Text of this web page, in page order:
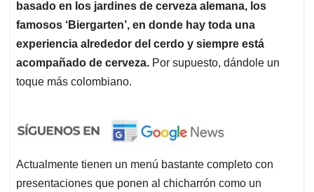
basado en los jardines de cerveza alemana, los
famosos ‘Biergarten’, en donde hay toda una
experiencia alrededor del cerdo y siempre está
acompañado de cerveza. Por supuesto, dándole un
toque más colombiano.
Actualmente tienen un menú bastante completo con
presentaciones que ponen al chicharrón como un